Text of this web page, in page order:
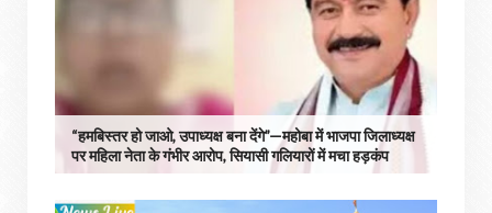
“हमबिस्तर हो जाओ, उपाध्यक्ष बना देंगे”—महोबा में भाजपा जिलाध्यक्ष
पर महिला नेता के गंभीर आरोप, सियासी गलियारों में मचा हड़कंप